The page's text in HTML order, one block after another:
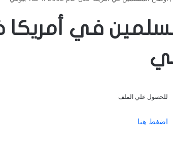
للحصول علي الملف
اضغط هنا